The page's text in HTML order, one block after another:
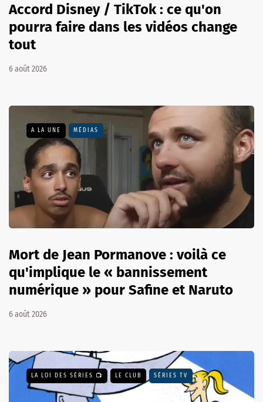
Accord Disney / TikTok : ce qu'on
pourra faire dans les vidéos change
tout
6 août 2026
A LA UNE MÉDIAS
Mort de Jean Pormanove : voilà ce
qu'implique le « bannissement
numérique » pour Safine et Naruto
6 août 2026
LA LOI DES SÉRIES 📺 LE CLUB SÉRIES TV